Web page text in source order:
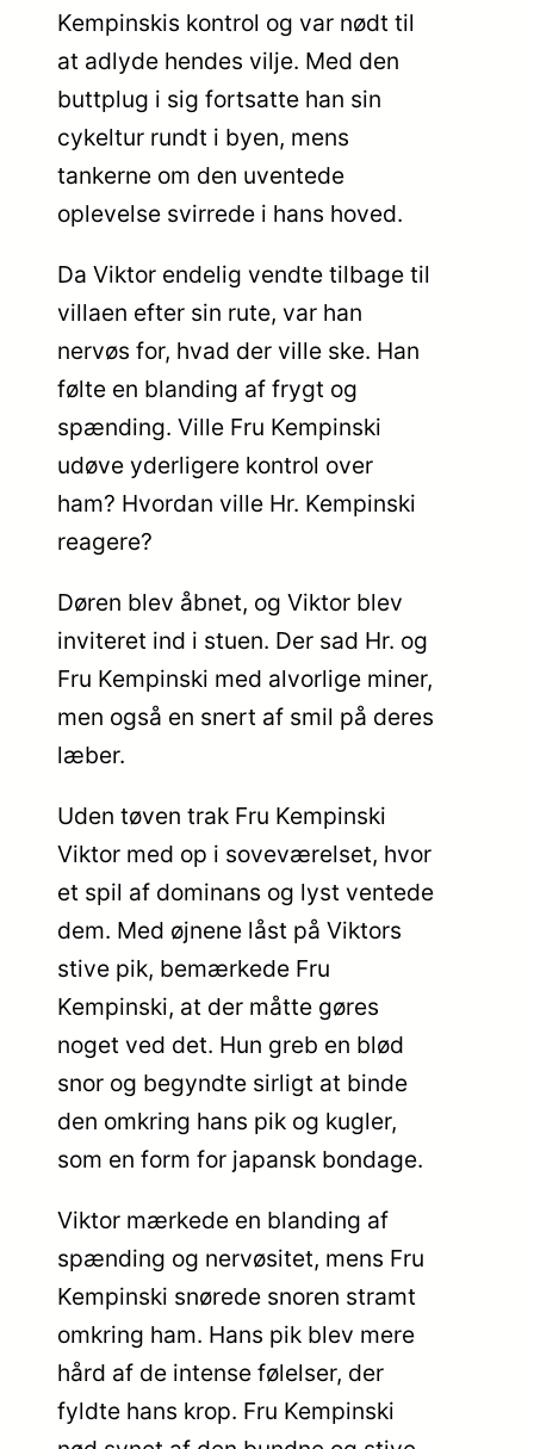
Kempinskis kontrol og var nødt til
at adlyde hendes vilje. Med den
buttplug i sig fortsatte han sin
cykeltur rundt i byen, mens
tankerne om den uventede
oplevelse svirrede i hans hoved.
Da Viktor endelig vendte tilbage til
villaen efter sin rute, var han
nervøs for, hvad der ville ske. Han
følte en blanding af frygt og
spænding. Ville Fru Kempinski
udøve yderligere kontrol over
ham? Hvordan ville Hr. Kempinski
reagere?
Døren blev åbnet, og Viktor blev
inviteret ind i stuen. Der sad Hr. og
Fru Kempinski med alvorlige miner,
men også en snert af smil på deres
læber.
Uden tøven trak Fru Kempinski
Viktor med op i soveværelset, hvor
et spil af dominans og lyst ventede
dem. Med øjnene låst på Viktors
stive pik, bemærkede Fru
Kempinski, at der måtte gøres
noget ved det. Hun greb en blød
snor og begyndte sirligt at binde
den omkring hans pik og kugler,
som en form for japansk bondage.
Viktor mærkede en blanding af
spænding og nervøsitet, mens Fru
Kempinski snørede snoren stramt
omkring ham. Hans pik blev mere
hård af de intense følelser, der
fyldte hans krop. Fru Kempinski